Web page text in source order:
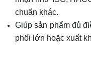
chuẩn khác.
Giúp sản phẩm đủ
phối lớn hoặc xuất